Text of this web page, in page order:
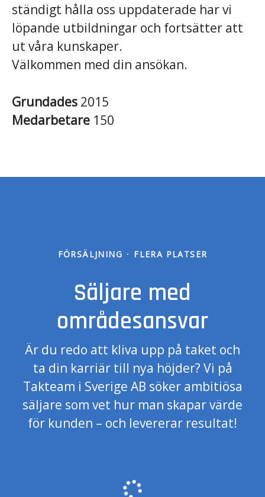
ständigt hålla oss uppdaterade har vi
löpande utbildningar och fortsätter att
ut våra kunskaper.
Välkommen med din ansökan.
Grundades 2015
Medarbetare 150
FÖRSÄLJNING · FLERA PLATSER
Säljare med
områdesansvar
Är du redo att kliva upp på taket och
ta din karriär till nya höjder? Vi på
Takteam i Sverige AB söker ambitiösa
säljare som vet hur man skapar värde
för kunden – och levererar resultat!